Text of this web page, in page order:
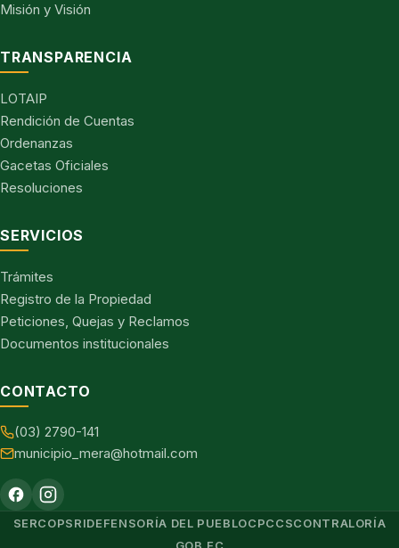
Misión y Visión
TRANSPARENCIA
LOTAIP
Rendición de Cuentas
Ordenanzas
Gacetas Oficiales
Resoluciones
SERVICIOS
Trámites
Registro de la Propiedad
Peticiones, Quejas y Reclamos
Documentos institucionales
CONTACTO
(03) 2790-141
municipio_mera@hotmail.com
SERCOPSRIDEFENSORÍA DEL PUEBLOCPCCSCONTRALORÍA